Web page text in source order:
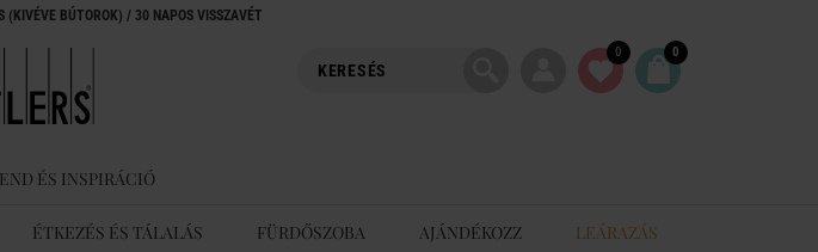
BÚTOROK) / 30 NAPOS VISSZAVÉT
0 0
ÉS INSPIRÁCIÓ
ÉTKEZÉS ÉS TÁLALÁS FÜRDŐSZOBA AJÁNDÉKOZZ LEÁRAZÁS